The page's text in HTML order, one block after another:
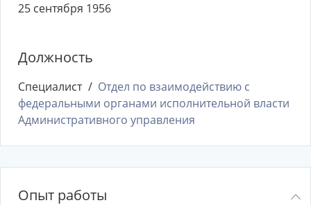
25 сентября 1956
Должность
Специалист
Отдел по взаимодействию с
федеральными органами исполнительной власти
Административного управления
Опыт работы